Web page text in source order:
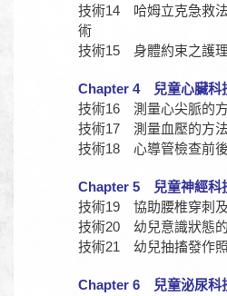
技術14 哈姆立克急救
術
技術15 身體約束之護
Chapter 4 兒童心臟科
技術16 測量心尖脈的
技術17 測量血壓的方法
技術18 心導管檢查前
Chapter 5 兒童神經科
技術19 協助腰椎穿刺
技術20 幼兒意識狀態
技術21 幼兒抽搐發作
Chapter 6 兒童泌尿科